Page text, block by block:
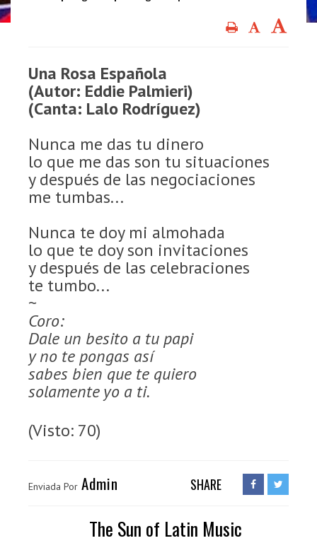
Una Rosa Española
(Autor: Eddie Palmieri)
(Canta: Lalo Rodríguez)
Nunca me das tu dinero
lo que me das son tu situaciones
y después de las negociaciones
me tumbas...
Nunca te doy mi almohada
lo que te doy son invitaciones
y después de las celebraciones
te tumbo...
~
Coro:
Dale un besito a tu papi
y no te pongas así
sabes bien que te quiero
solamente yo a ti.
(Visto: 70)
Enviada Por Admin SHARE
The Sun of Latin Music